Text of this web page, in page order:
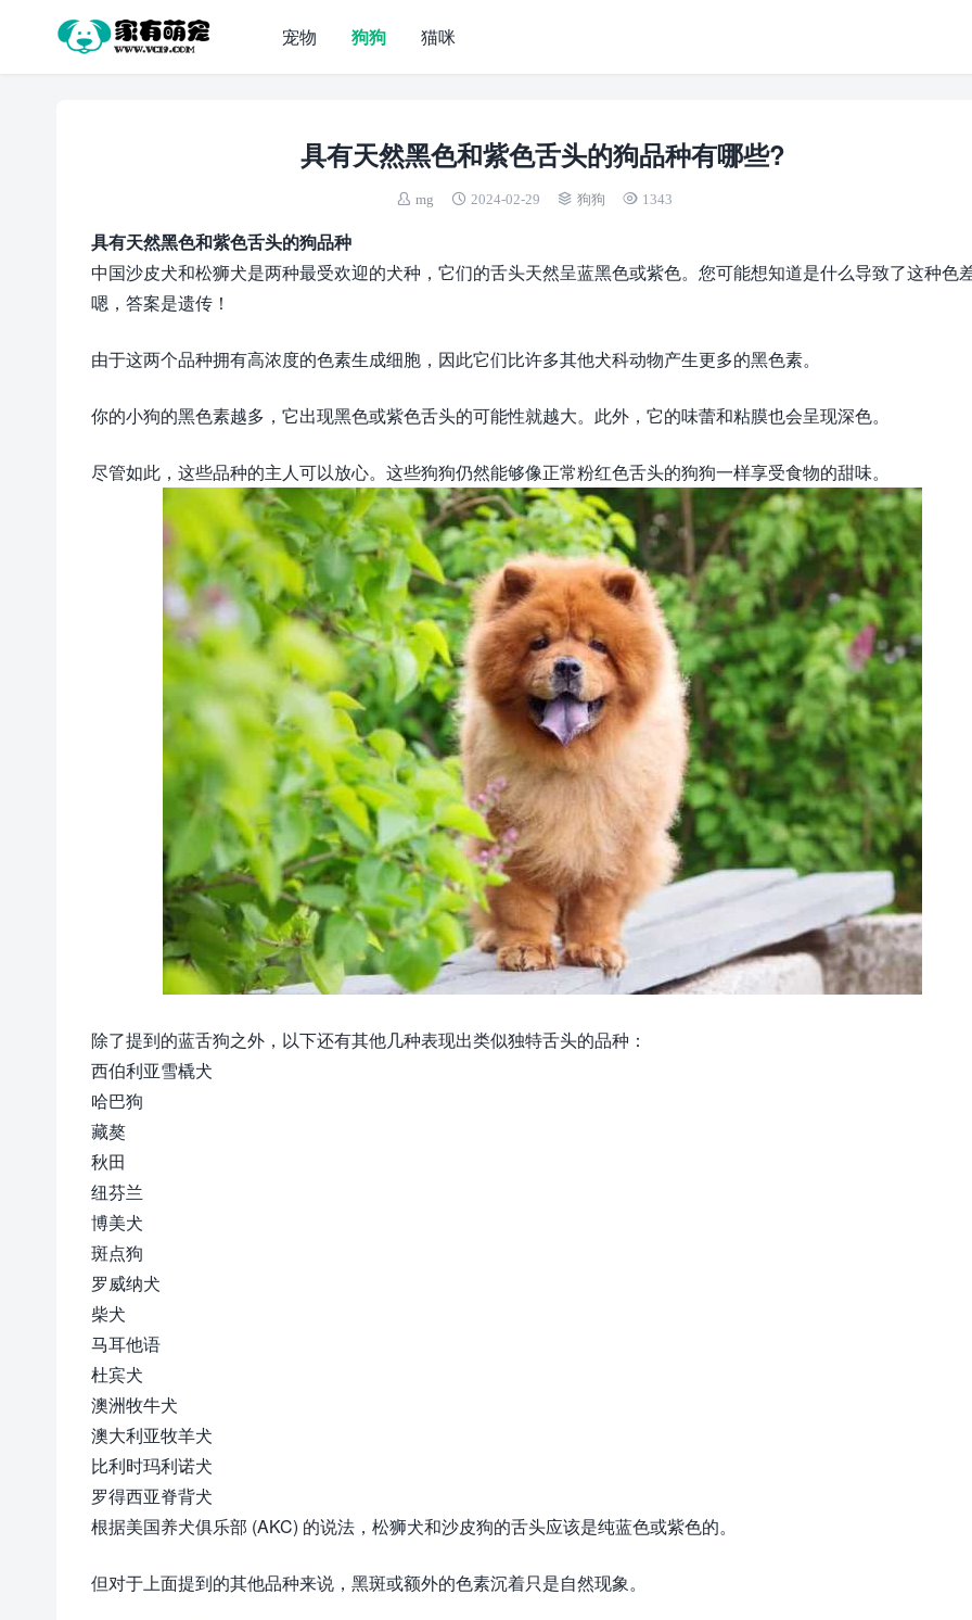
宠物 狗狗 猫咪
具有天然黑色和紫色舌头的狗品种有哪些?
mg 2024-02-29 狗狗 1343
具有天然黑色和紫色舌头的狗品种
中国沙皮犬和松狮犬是两种最受欢迎​​的犬种，它们的舌头天然呈蓝黑色或紫色。您可能想知道是什么导致了这种色
嗯，答案是遗传！
由于这两个品种拥有高浓度的色素生成细胞，因此它们比许多其他犬科动物产生更多的黑色素。
你的小狗的黑色素越多，它出现黑色或紫色舌头的可能性就越大。此外，它的味蕾和粘膜也会呈现深色。
尽管如此，这些品种的主人可以放心。这些狗狗仍然能够像正常粉红色舌头的狗狗一样享受食物的甜味。
除了提到的蓝舌狗之外，以下还有其他几种表现出类似独特舌头的品种：
西伯利亚雪橇犬
哈巴狗
藏獒
秋田
纽芬兰
博美犬
斑点狗
罗威纳犬
柴犬
马耳他语
杜宾犬
澳洲牧牛犬
澳大利亚牧羊犬
比利时玛利诺犬
罗得西亚脊背犬
根据美国养犬俱乐部 (AKC) 的说法，松狮犬和沙皮狗的舌头应该是纯蓝色或紫色的。
但对于上面提到的其他品种来说，黑斑或额外的色素沉着只是自然现象。